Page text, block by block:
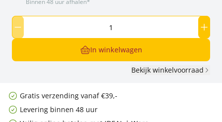
Binnen 48 uur afhalen*
In winkelwagen
Bekijk winkelvoorraad
Gratis verzending vanaf €39,-
Levering binnen 48 uur